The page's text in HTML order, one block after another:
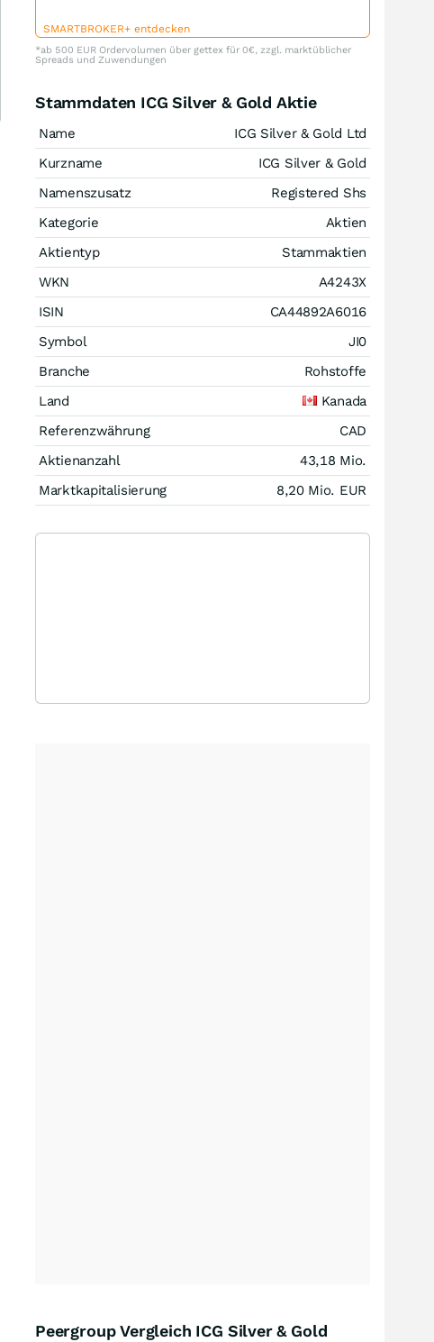
SMARTBROKER+ entdecken
*ab 500 EUR Ordervolumen über gettex für 0€, zzgl. marktüblicher
Spreads und Zuwendungen
Stammdaten ICG Silver & Gold Aktie
Name
ICG Silver & Gold Ltd
Kurzname
ICG Silver & Gold
Namenszusatz
Registered Shs
Kategorie
Aktien
Aktientyp
Stammaktien
WKN
A4243X
ISIN
CA44892A6016
Symbol
JI0
Branche
Rohstoffe
Land
Kanada
Referenzwährung
CAD
Aktienanzahl
43,18 Mio.
Marktkapitalisierung
8,20 Mio. EUR
Peergroup Vergleich ICG Silver & Gold